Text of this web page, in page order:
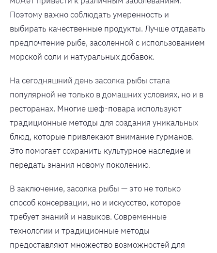
Поэтому важно соблюдать умеренность и
выбирать качественные продукты. Лучше отдавать
предпочтение рыбе, засоленной с использованием
морской соли и натуральных добавок.
На сегодняшний день засолка рыбы стала
популярной не только в домашних условиях, но и в
ресторанах. Многие шеф-повара используют
традиционные методы для создания уникальных
блюд, которые привлекают внимание гурманов.
Это помогает сохранить культурное наследие и
передать знания новому поколению.
В заключение, засолка рыбы — это не только
способ консервации, но и искусство, которое
требует знаний и навыков. Современные
технологии и традиционные методы
предоставляют множество возможностей для